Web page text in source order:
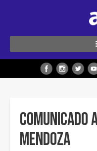
Comunicado
Mendoza